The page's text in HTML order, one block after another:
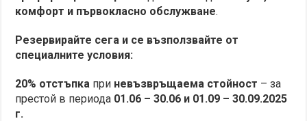
комфорт и първокласно обслужване.
Резервирайте сега и се възползвайте от
специалните условия:
20% отстъпка при невъзвръщаема стойност – за
престой в периода 01.06 – 30.06 и 01.09 – 30.09.2025
г.